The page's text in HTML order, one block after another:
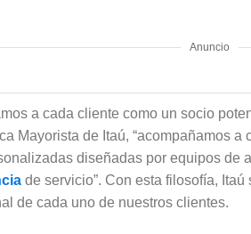
Anuncio
a cada cliente como un socio
Mayorista de Itaú, “acompañamos
diseñadas por equipos de
de servicio”. Con esta filosofía,
de cada uno de nuestros clientes.